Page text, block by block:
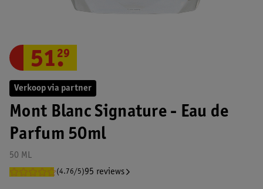
Verkoop via partner
Mont Blanc Signature - Eau de
Parfum 50ml
50 ML
(4.76/5)95 reviews
51.
29